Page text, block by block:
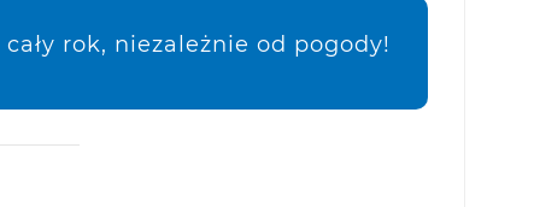
rok, niezależnie od pogody!